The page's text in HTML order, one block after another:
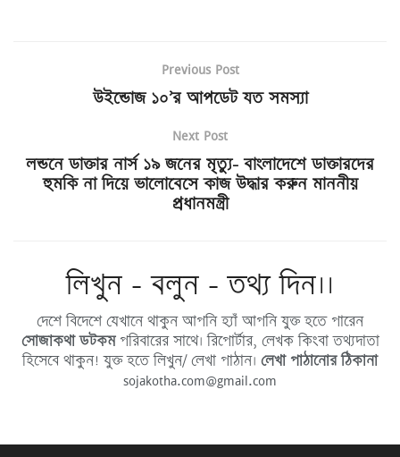
Previous Post
উইন্ডোজ ১০’র আপডেট যত সমস্যা
Next Post
লন্ডনে ডাক্তার নার্স ১৯ জনের মৃত্যু- বাংলাদেশে ডাক্তারদের
হুমকি না দিয়ে ভালোবেসে কাজ উদ্ধার করুন মাননীয়
প্রধানমন্ত্রী
লিখুন - বলুন - তথ্য দিন।।
দেশে বিদেশে যেখানে থাকুন আপনি হ্যাঁ আপনি যুক্ত হতে পারেন
সোজাকথা ডটকমপরিবারের সাথে। রিপোর্টার, লেখক কিংবা তথ্যদাতা
হিসেবে থাকুন! যুক্ত হতে লিখুন/ লেখা পাঠান। লেখা পাঠানোর ঠিকানা
sojakotha.com@gmail.com